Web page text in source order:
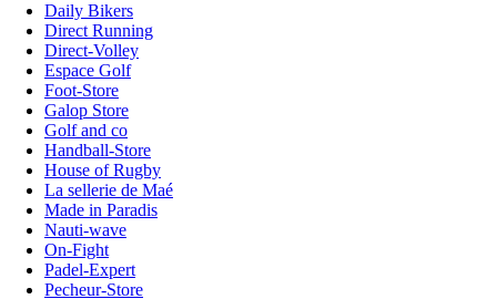
Daily Bikers
Direct Running
Direct-Volley
Espace Golf
Foot-Store
Galop Store
Golf and co
Handball-Store
House of Rugby
La sellerie de Maé
Made in Paradis
Nauti-wave
On-Fight
Padel-Expert
Pecheur-Store